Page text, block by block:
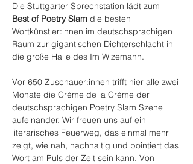
Die Stuttgarter Sprechstation lädt zum
Best of Poetry Slam die besten
Wortkünstler:innen im deutschsprachigen
Raum zur gigantischen Dichterschlacht in
die große Halle des Im Wizemann.
Vor 650 Zuschauer:innen trifft hier alle zwei
Monate die Crème de la Crème der
deutschsprachigen Poetry Slam Szene
aufeinander. Wir freuen uns auf ein
literarisches Feuerweg, das einmal mehr
zeigt, wie nah, nachhaltig und pointiert das
Wort am Puls der Zeit sein kann. Von